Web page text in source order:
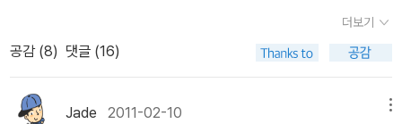
는치매에걸린 할머니를냉대하는 자식들 때문에 속상한 마음에한강을
프)를 애지중지할머니를 통해 자식의 작은 애정 표현도 소중히 간직
하는 부모의 모습을 그리고 있다.<수제비>는 혼자 살며 자식들을 기
다리는 할머니의 모습을 절절하게 그려내고 있는 작품이다. 할머니
고 사랑할 수 도 있다는 것을.노인이라 더 섬세한 감정을 알려준다.처
음에는 대수롭지 않게 읽어내려가던 이 책은 책을 다 덮은 후에 주위
의 할머니 할아버지들을 더 둘러보게 만들었다.책 속의 메세지가 삶
에 올겨온 것이다.할머니 죄송해요. 그때 많이 죄송했어요.엄마, 아빠
로 먹는 주인공이, 초등독자들은너무너무 부러워서 배가 아플 거 같
다.그것도돈을 받고 팔아버렸고, 잔소리도 듣지 않고 심부름도 하지
않으니 얼마나 부럽겠는가~ㅋㅋㅋ어른들은 나쁜녀석이라고 욕하실
까? 오~ 노노, 일단 읽어보면 그렇게 욕할 수 없을지도......>> 접힌
더보기
공감 (8) 댓글 (16)
Jade 2011-02-10